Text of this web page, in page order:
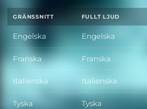
GRÄNSSNITT FULLT LJUD
Engelska Engelska
Franska Franska
Italienska Italienska
Tyska Tyska